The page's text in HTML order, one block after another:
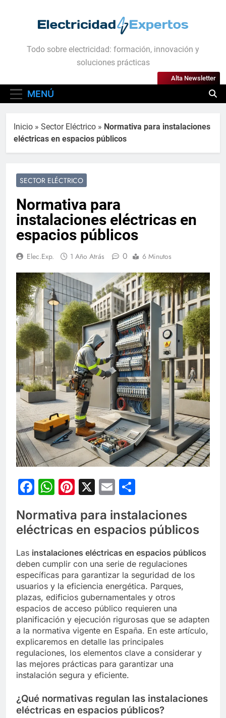
Electricidad Expertos
Todo sobre electricidad: formación, innovación y
soluciones prácticas
MENÚ
Alta Newsletter
Inicio » Sector Eléctrico » Normativa para instalaciones
eléctricas en espacios públicos
SECTOR ELÉCTRICO
Normativa para
instalaciones eléctricas en
espacios públicos
Elec.Exp. 1 Año Atrás 0 6 Minutos
Facebook
WhatsApp
Pinterest
X Email
Normativa para instalaciones
eléctricas en espacios públicos
Las instalaciones eléctricas en espacios públicos
deben cumplir con una serie de regulaciones
específicas para garantizar la seguridad de los
usuarios y la eficiencia energética. Parques,
plazas, edificios gubernamentales y otros
espacios de acceso público requieren una
planificación y ejecución rigurosas que se adapten
a la normativa vigente en España. En este artículo,
explicaremos en detalle las principales
regulaciones, los elementos clave a considerar y
las mejores prácticas para garantizar una
instalación segura y eficiente.
¿Qué normativas regulan las instalaciones
eléctricas en espacios públicos?